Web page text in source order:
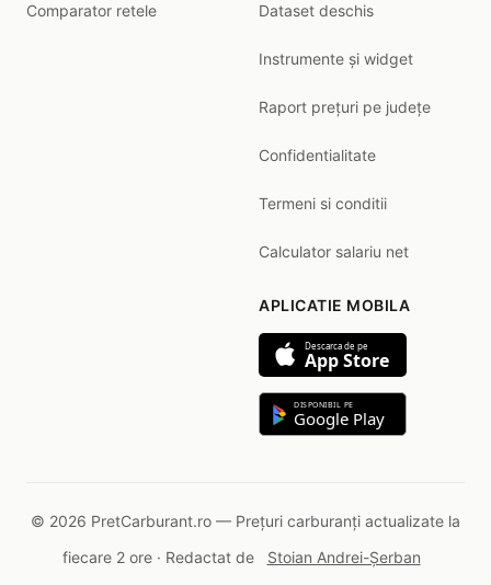
Comparator retele Dataset deschis
Instrumente și widget
Raport prețuri pe județe
Confidentialitate
Termeni si conditii
Calculator salariu net
APLICATIE MOBILA
Descarca de pe
App Store
DISPONIBIL PE
Google Play
© 2026 PretCarburant.ro — Prețuri carburanți actualizate la
fiecare 2 ore · Redactat de
Stoian Andrei-Șerban